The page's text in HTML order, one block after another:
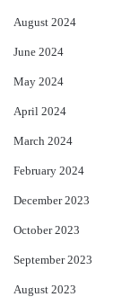
August 2024
June 2024
May 2024
April 2024
March 2024
February 2024
December 2023
October 2023
September 2023
August 2023